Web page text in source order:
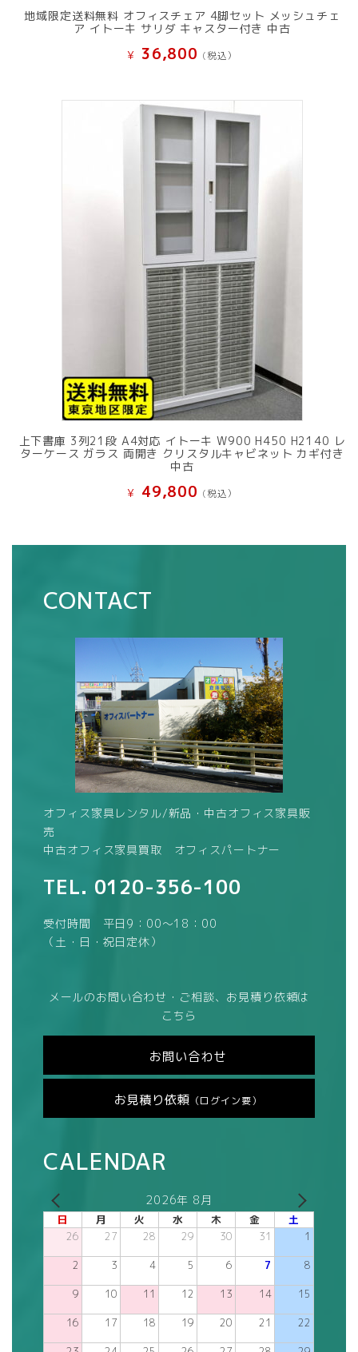
地域限定送料無料 オフィスチェア 4脚セット メッシュチェ
ア イトーキ サリダ キャスター付き 中古
¥ 36,800 (税込）
上下書庫 3列21段 A4対応 イトーキ W900 H450 H2140 レ
ターケース ガラス 両開き クリスタルキャビネット カギ付き
中古
¥ 49,800 (税込）
CONTACT
オフィス家具レンタル/新品・中古オフィス家具販
売
中古オフィス家具買取 オフィスパートナー
TEL. 0120-356-100
受付時間 平日9：00～18：00
（土・日・祝日定休）
メールのお問い合わせ・ご相談、お見積り依頼は
こちら
お問い合わせ
お見積り依頼 （ログイン要）
CALENDAR
2026年 8月
日 月 火 水 木 金 土
26 27 28 29 30 31 1
2 3 4 5 6 7 8
9 10 11 12 13 14 15
16 17 18 19 20 21 22